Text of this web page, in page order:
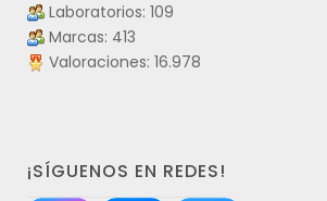
Laboratorios: 109
Marcas: 413
Valoraciones: 16.978
¡SÍGUENOS EN REDES!